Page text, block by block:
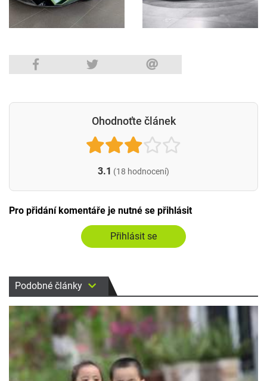
Ohodnoťte článek
3.1 (18 hodnocení)
Pro přidání komentáře je nutné se přihlásit
Přihlásit se
Podobné články